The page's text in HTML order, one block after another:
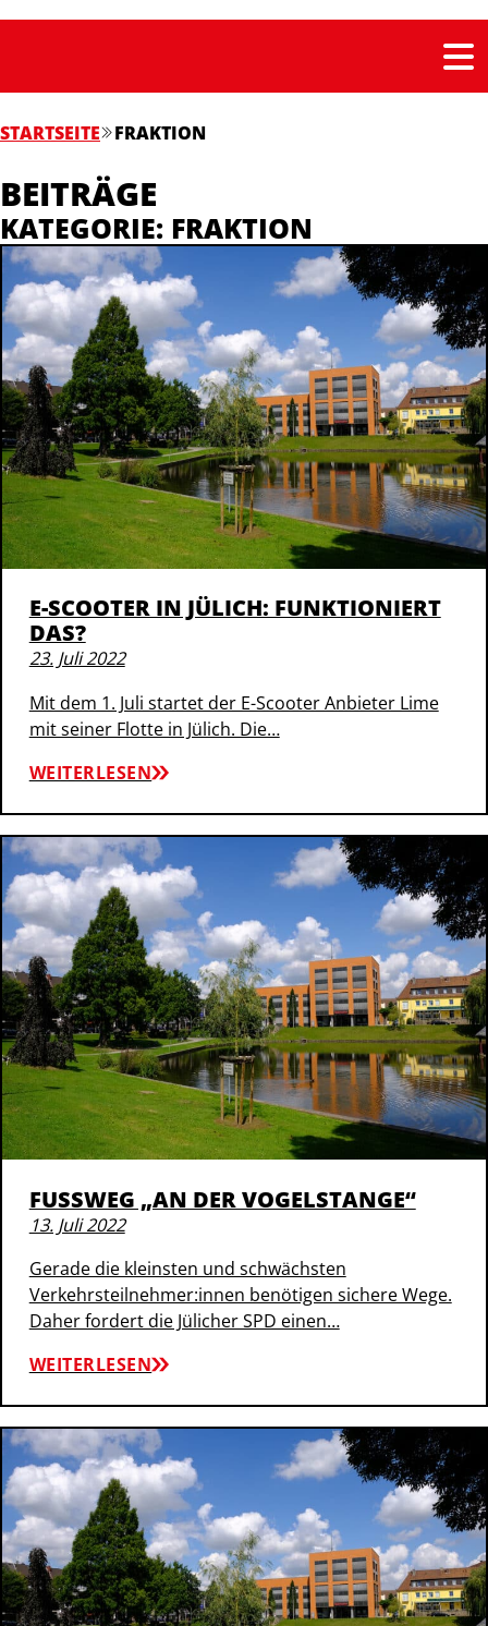
STARTSEITE FRAKTION
BEITRÄGE
KATEGORIE: FRAKTION
E-SCOOTER IN JÜLICH: FUNKTIONIERT
DAS?
23. Juli 2022
Mit dem 1. Juli startet der E-Scooter Anbieter Lime
mit seiner Flotte in Jülich. Die…
WEITERLESEN
FUSSWEG „AN DER VOGELSTANGE“
13. Juli 2022
Gerade die kleinsten und schwächsten
Verkehrsteilnehmer:innen benötigen sichere Wege.
Daher fordert die Jülicher SPD einen…
WEITERLESEN